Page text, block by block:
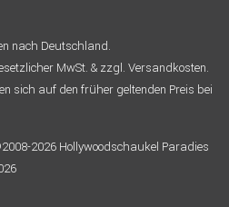
nach Deutschland.
MwSt. & zzgl. Versandkosten.
sich auf den früher geltenden Preis bei
2026 Hollywoodschaukel Paradies